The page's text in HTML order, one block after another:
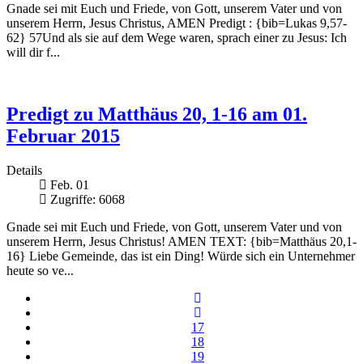
Gnade sei mit Euch und Friede, von Gott, unserem Vater und von
unserem Herrn, Jesus Christus, AMEN Predigt : {bib=Lukas 9,57-
62} 57Und als sie auf dem Wege waren, sprach einer zu Jesus: Ich
will dir f...
Predigt zu Matthäus 20, 1-16 am 01.
Februar 2015
Details
Feb. 01
Zugriffe: 6068
Gnade sei mit Euch und Friede, von Gott, unserem Vater und von
unserem Herrn, Jesus Christus! AMEN TEXT: {bib=Matthäus 20,1-
16} Liebe Gemeinde, das ist ein Ding! Würde sich ein Unternehmer
heute so ve...
17
18
19